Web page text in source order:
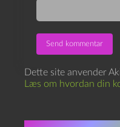
Dette site anvender
Læs om hvordan din